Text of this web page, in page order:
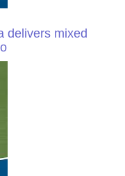
delivers mixed